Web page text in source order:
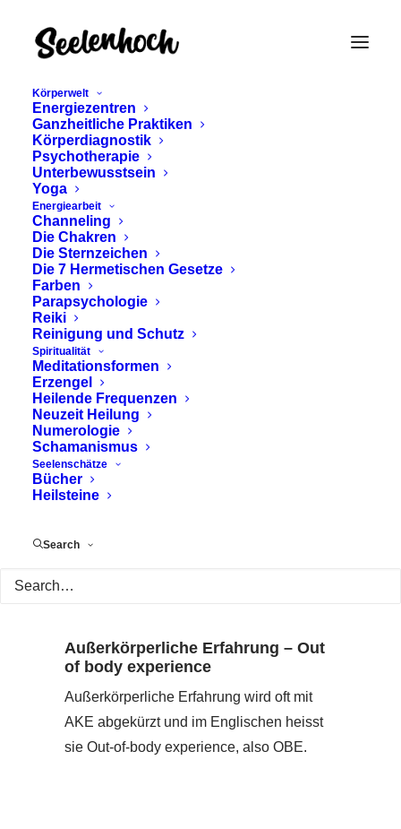
Körperwelt
Energiezentren
Ganzheitliche Praktiken
Körperdiagnostik
Psychotherapie
Unterbewusstsein
Yoga
Energiearbeit
Channeling
Die Chakren
Die Sternzeichen
Die 7 Hermetischen Gesetze
Farben
Parapsychologie
Reiki
Reinigung und Schutz
Spiritualität
Meditationsformen
Erzengel
Heilende Frequenzen
Neuzeit Heilung
Numerologie
Schamanismus
Seelenschätze
Bücher
Heilsteine
Search
Friedensblog
Außerkörperliche Erfahrung – Out
of body experience
Außerkörperliche Erfahrung wird oft mit
AKE abgekürzt und im Englischen heisst
sie Out-of-body experience, also OBE.